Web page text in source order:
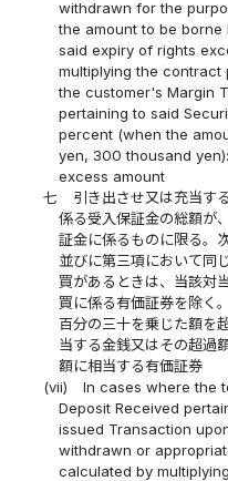
withdrawn for the
the amount to be
said expiry of rights
multiplying the contract
the customer's Margin
pertaining to said
percent (when the
yen, 300 thousand
excess amount
七
引き出させ又は充当す
係る受入保証金の総額が
証金に係るものに限る。
並びに第三項において同
買があるときは、当該対
買に係る有価証券を除く
百分の三十を乗じた額を
当する金銭又はその超過
額に相当する有価証券
(vii)
In cases where the
Deposit Received
issued Transaction
withdrawn or
calculated by